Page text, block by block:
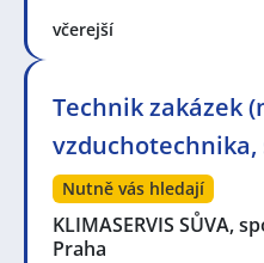
včerejší
Technik zakázek
vzduchotechnika,
Nutně vás hledají
KLIMASERVIS SŮVA,
Praha